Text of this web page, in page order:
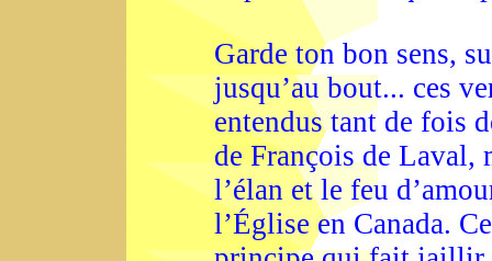
Garde ton bon sens,
jusqu’au bout... ces
entendus tant de fois
de François de Laval,
l’élan et le feu
l’Église en Canada.